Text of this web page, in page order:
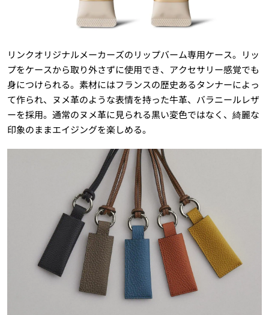
リンクオリジナルメーカーズのリップバーム専用ケース。リッ
プをケースから取り外さずに使用でき、アクセサリー感覚でも
身につけられる。素材にはフランスの歴史あるタンナーによっ
て作られ、ヌメ革のような表情を持った牛革、バラニールレザ
ーを採用。通常のヌメ革に見られる黒い変色ではなく、綺麗な
印象のままエイジングを楽しめる。